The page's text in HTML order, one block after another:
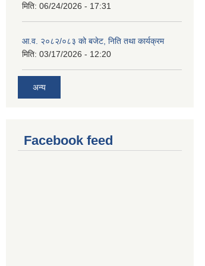
मिति: 06/24/2026 - 17:31
आ.व. २०८२/०८३ को बजेट, निति तथा कार्यक्रम
मिति: 03/17/2026 - 12:20
अन्य
Facebook feed